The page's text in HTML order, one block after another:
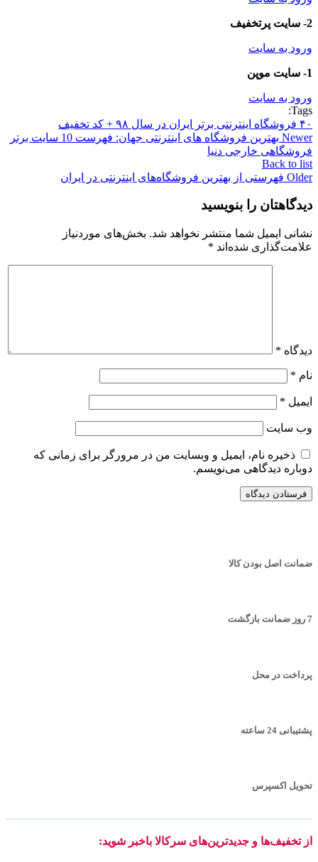
2- سایت پرتخفیف
ورود به سایت
1- سایت موپن
ورود به سایت
Tags:
۴۰ فروشگاه اینترنتی برتر ایران در سال ۹۸ + کد تخفیف
Newer
بهترین فروشگاه های اینترنتی جهان: فهرست 10 سایت برتر
فروشگاهی خارجی دنیا
Back to list
Older فهرستی از بهترین فروشگاه‌های اینترنتی در ایران
دیدگاهتان را بنویسید
نشانی ایمیل شما منتشر نخواهد شد. بخش‌های موردنیاز
علامت‌گذاری شده‌اند *
دیدگاه *
نام *
ایمیل *
وب‌ سایت
ذخیره نام، ایمیل و وبسایت من در مرورگر برای زمانی که
دوباره دیدگاهی می‌نویسم.
ضمانت اصل بودن کالا
7 روز ضمانت بازگشت
پرداخت در محل
پشتیبانی 24 ساعته
تحویل اکسپرس
از تخفیف‌ها و جدیدترین‌های سرکالا باخبر شوید: